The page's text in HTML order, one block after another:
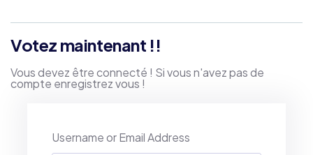
Votez maintenant !!
Vous devez être connecté ! Si vous n'avez pas de
compte enregistrez vous !
Username or Email Address